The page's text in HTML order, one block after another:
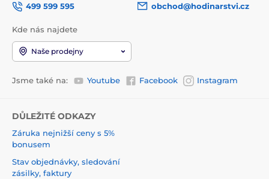
499 599 595
obchod@hodinarstvi.cz
Kde nás najdete
Naše prodejny
Jsme také na: Youtube Facebook Instagram
DŮLEŽITÉ ODKAZY
Záruka nejnižší ceny s 5%
bonusem
Stav objednávky, sledování
zásilky, faktury